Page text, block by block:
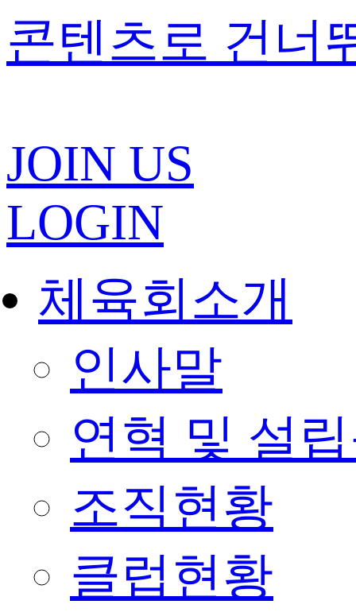
콘텐츠로 건너
JOIN US
LOGIN
체육회소개
인사말
연혁 및 설
조직현황
클럽현황